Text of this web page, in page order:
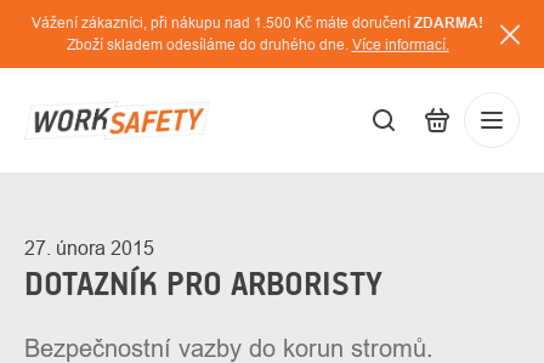
Přejít
obsah
Vážení zákazníci, při nákupu nad 1.500 Kč máte doručení ZDARMA!
Zboží skladem odesíláme do druhého dne. Více informací.
27. února 2015
DOTAZNÍK PRO ARBORISTY
Bezpečnostní vazby do korun stromů.